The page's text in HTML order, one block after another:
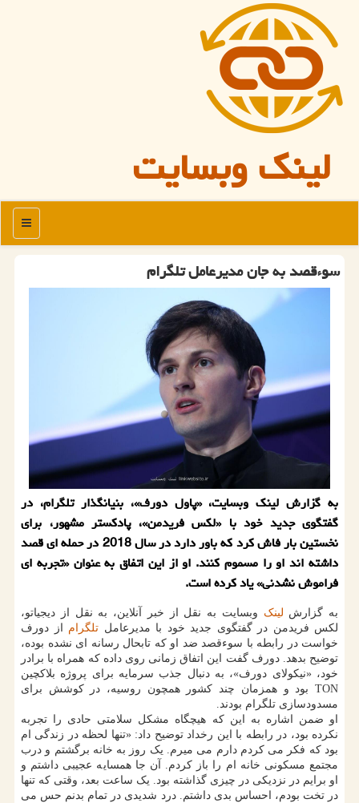
لینک وبسایت
منو
سوءقصد به جان مدیرعامل تلگرام
به گزارش لینک وبسایت، «پاول دورف»، بنیانگذار تلگرام، در
گفتگوی جدید خود با «لکس فریدمن»، پادکستر مشهور، برای
نخستین بار فاش کرد که باور دارد در سال 2018 در حمله ای قصد
داشته اند او را مسموم کنند. او از این اتفاق به عنوان «تجربه ای
فراموش نشدنی» یاد کرده است.
به گزارش لینک وبسایت به نقل از خبر آنلاین، به نقل از دیجیاتو،
لکس فریدمن در گفتگوی جدید خود با مدیرعامل تلگرام از دورف
خواست در رابطه با سوءقصد ضد او که تابحال رسانه ای نشده بوده،
توضیح بدهد. دورف گفت این اتفاق زمانی روی داده که همراه با برادر
خود، «نیکولای دورف»، به دنبال جذب سرمایه برای پروژه بلاکچین
TON بود و همزمان چند کشور همچون روسیه، در کوشش برای
مسدودسازی تلگرام بودند.
او ضمن اشاره به این که هیچگاه مشکل سلامتی حادی را تجربه
نکرده بود، در رابطه با این رخداد توضیح داد: «تنها لحظه در زندگی ام
بود که فکر می کردم دارم می میرم. یک روز به خانه برگشتم و درب
مجتمع مسکونی خانه ام را باز کردم. آن جا همسایه عجیبی داشتم و
او برایم در نزدیکی در چیزی گذاشته بود. یک ساعت بعد، وقتی که تنها
در تخت بودم، احساس بدی داشتم. درد شدیدی در تمام بدنم حس می